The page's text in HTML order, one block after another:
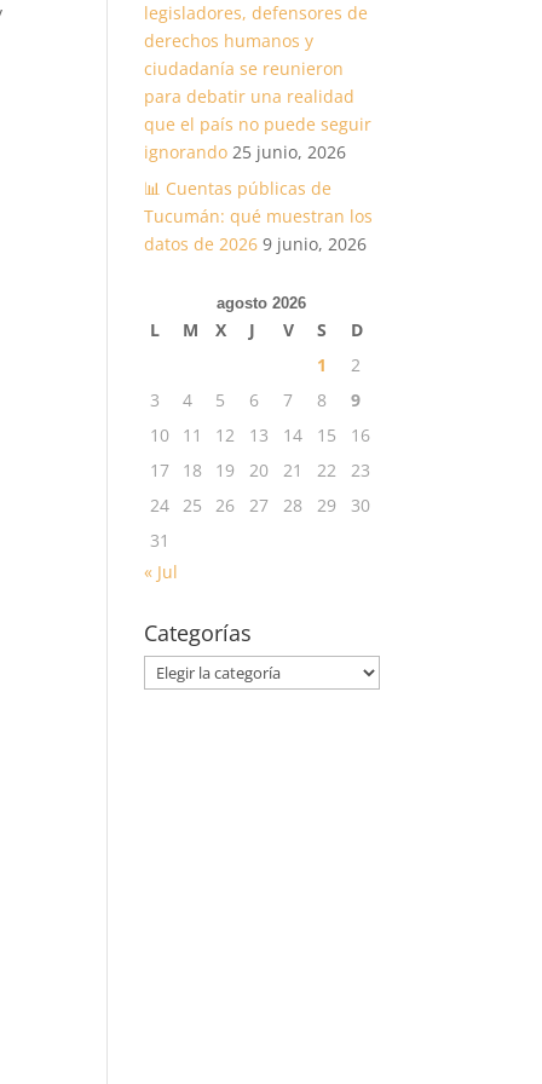
legisladores, defensores de
derechos humanos y
ciudadanía se reunieron
para debatir una realidad
que el país no puede seguir
ignorando 25 junio, 2026
📊 Cuentas públicas de
Tucumán: qué muestran los
datos de 2026 9 junio, 2026
agosto 2026
L M X J V S
D
1
2
3
4 5 6 7 8
9
10
11 12 13 14 15
16
17
18 19 20 21 22
23
24 25 26 27 28 29
30
31
« Jul
Categorías
Categorías